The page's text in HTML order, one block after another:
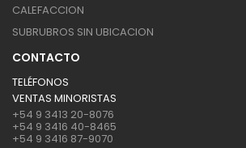
CALEFACCION
SUBRUBROS SIN UBICACION
CONTACTO
TELÉFONOS
VENTAS MINORISTAS
+54 9 3413 20-8076
+54 9 3416 40-8465
+54 9 3416 87-9070